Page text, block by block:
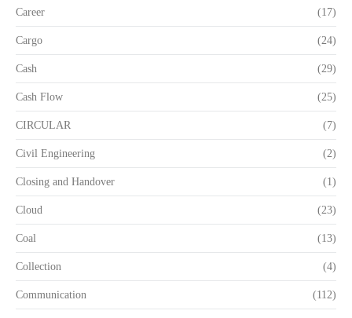
Career (17)
Cargo (24)
Cash (29)
Cash Flow (25)
CIRCULAR (7)
Civil Engineering (2)
Closing and Handover (1)
Cloud (23)
Coal (13)
Collection (4)
Communication (112)